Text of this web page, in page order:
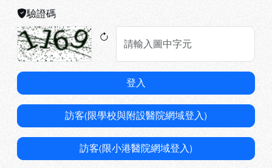
驗證碼
登入
訪客(限學校與附設醫院網域登入)
訪客(限小港醫院網域登入)